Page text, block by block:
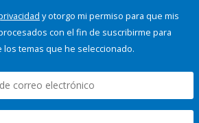
y otorgo mi permiso para que mis
con el fin de suscribirme para
temas que he seleccionado.